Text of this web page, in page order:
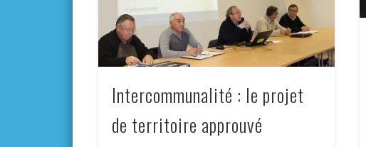
Intercommunalité : le projet
de territoire approuvé